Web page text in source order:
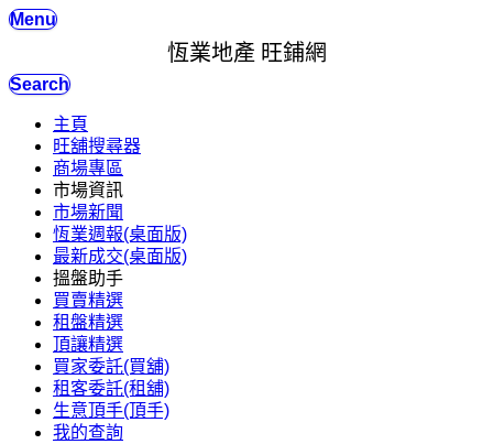
Menu
恆業地產 旺鋪網
Search
主頁
旺舖搜尋器
商場專區
市場資訊
市場新聞
恆業週報(桌面版)
最新成交(桌面版)
搵盤助手
買賣精選
租盤精選
頂讓精選
買家委託(買舖)
租客委託(租舖)
生意頂手(頂手)
我的查詢